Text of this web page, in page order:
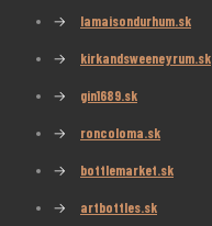
→ lamaisondurhum.sk
→ kirkandsweeneyrum.sk
→ gin1689.sk
→ roncoloma.sk
→ bottlemarket.sk
→ artbottles.sk